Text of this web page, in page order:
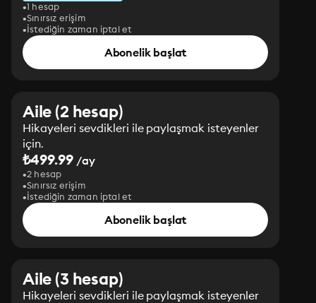
1 hesap
Sınırsız erişim
İstediğin zaman iptal et
Abonelik başlat
Aile (2 hesap)
Hikayeleri sevdikleri ile paylaşmak isteyenler
için.
₺499.99 /ay
2 hesap
Sınırsız erişim
İstediğin zaman iptal et
Abonelik başlat
Aile (3 hesap)
Hikayeleri sevdikleri ile paylaşmak isteyenler